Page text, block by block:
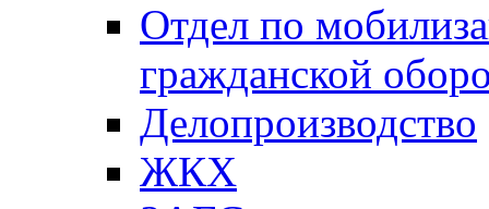
Отдел по
гражданской
Делопроизводство
ЖКХ